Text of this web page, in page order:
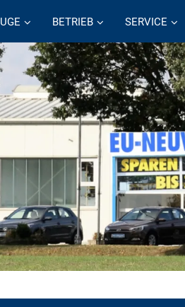
BETRIEB SERVICE